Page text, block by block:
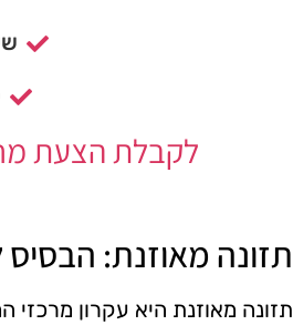
לקבלת הצעת
תזונה מאוזנת:
תזונה מאוזנת היא עקרון מרכזי